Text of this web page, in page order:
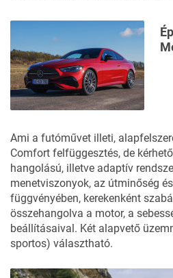
A csomagtér a hátsó
bővíthető, fedelének